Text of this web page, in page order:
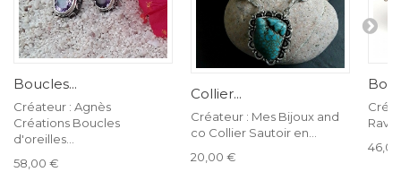
Boucles...
Créateur : Agnès
Créations Boucles
d'oreilles...
58,00 €
Collier...
Créateur : Mes Bijoux and
co Collier Sautoir en...
20,00 €